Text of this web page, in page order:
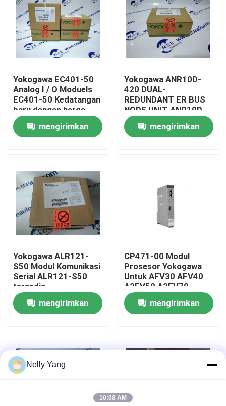
Rumah
Tentang kami
Tur Pabrik
Hubungi Kami
Berita
Suku Cadang PLC
Bagian Bently Nevada
Yokogawa EC401-50
Analog I / O Moduels
EC401-50 Kedatangan
baru dengan harga
terbaik
mengirimkan
Yokogawa ANR10D-
420 DUAL-
REDUNDANT ER BUS
NODE UNIT ANR10D
tersedia
mengirimkan
Yokogawa ALR121-
S50 Modul Komunikasi
Serial ALR121-S50
tersedia
mengirimkan
CP471-00 Modul
Prosesor Yokogawa
Untuk AFV30 AFV40
A2FV50 A2FV70
mengirimkan
Nelly Yang
10:08 AM